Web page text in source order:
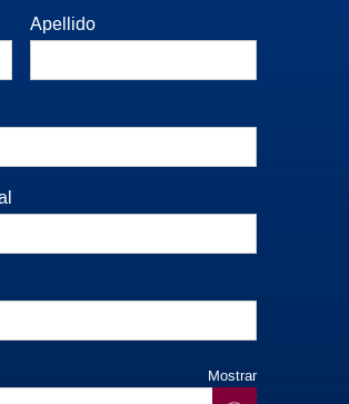
Apellido
Mostrar
contraseña